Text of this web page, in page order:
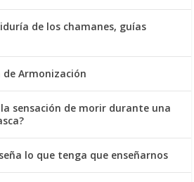
de los chamanes, guías
de Armonización
sensación de morir durante una
lo que tenga que enseñarnos